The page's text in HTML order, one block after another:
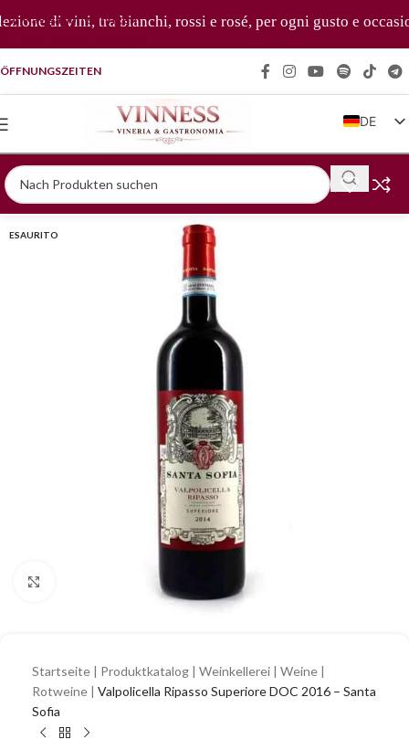
di vini, tra bianchi, rossi e rosé, per ogni gusto e occasione
Zur Navigation springen
ÖFFNUNGSZEITEN
DE
IT
EN
FR
ESAURITO
Zum Vergrößern klicken
Startseite | Produktkatalog | Weinkellerei | Weine |
Rotweine | Valpolicella Ripasso Superiore DOC 2016 – Santa
Sofia